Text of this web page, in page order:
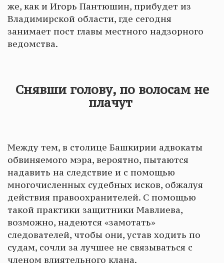
же, как и Игорь Пантюшин, прибудет из
Владимирской области, где сегодня
занимает пост главы местного надзорного
ведомства.
Снявши голову, по волосам не
плачут
Между тем, в столице Башкирии адвокаты
обвиняемого мэра, вероятно, пытаются
надавить на следствие и с помощью
многочисленных судебных исков, обжалуя
действия правоохранителей. С помощью
такой практики защитники Мавлиева,
возможно, надеются «замотать»
следователей, чтобы они, устав ходить по
судам, сочли за лучшее не связываться с
членом влиятельного клана.